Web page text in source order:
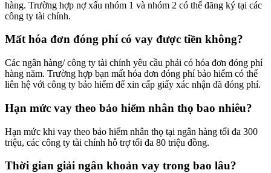
hàng. Trường hợp nợ xấu nhóm 1 và nhóm 2 có thể đăng ký tại các
công ty tài chính.
Mất hóa đơn đóng phí có vay được tiền không?
Các ngân hàng/ công ty tài chính yêu cầu phải có hóa đơn đóng phí
hàng năm. Trường hợp bạn mất hóa đơn đóng phí bảo hiểm có thể
liên hệ với công ty bảo hiểm để xin cấp giấy xác nhận đã đóng phí.
Hạn mức vay theo bảo hiểm nhân thọ bao nhiêu?
Hạn mức khi vay theo bảo hiểm nhân thọ tại ngân hàng tối đa 300
triệu, các công ty tài chính hỗ trợ tối đa 80 triệu đồng.
Thời gian giải ngân khoản vay trong bao lâu?